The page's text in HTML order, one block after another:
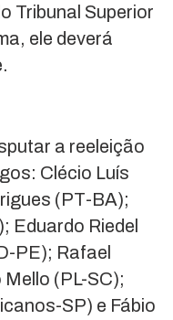
Tribunal Superior
ele deverá
a reeleição
Clécio Luís
(PT-BA);
Eduardo Riedel
PE); Rafael
(PL-SC);
SP) e Fábio